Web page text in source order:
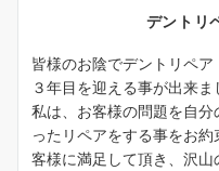
デントリ
皆様のお陰でデントリペ
３年目を迎える事が出来
私は、お客様の問題を自
ったリペアをする事をお
客様に満足して頂き、沢